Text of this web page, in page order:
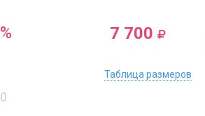
7 700
Таблица размеров